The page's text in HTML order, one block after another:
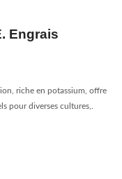
Engrais
riche en potassium, offre
pour diverses cultures,.